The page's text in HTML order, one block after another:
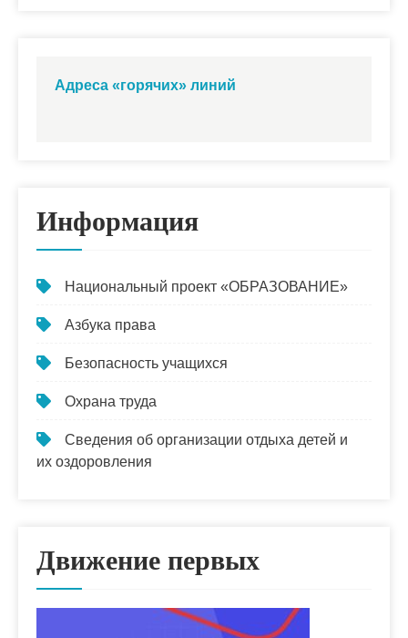
Адреса «горячих» линий
Информация
Национальный проект «ОБРАЗОВАНИЕ»
Азбука права
Безопасность учащихся
Охрана труда
Сведения об организации отдыха детей и
их оздоровления
Движение первых